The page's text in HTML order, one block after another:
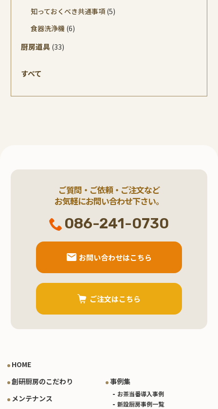
知っておくべき共通事項 (5)
食器洗浄機 (6)
厨房道具 (33)
すべて
ご質問・ご依頼・ご注文など
お気軽にお問い合わせ下さい。
086-241-0730
お問い合わせはこちら
ご注文はこちら
HOME
創研厨房のこだわり
メンテナンス
事例集
お茶当番導入事例
新設厨房事例一覧